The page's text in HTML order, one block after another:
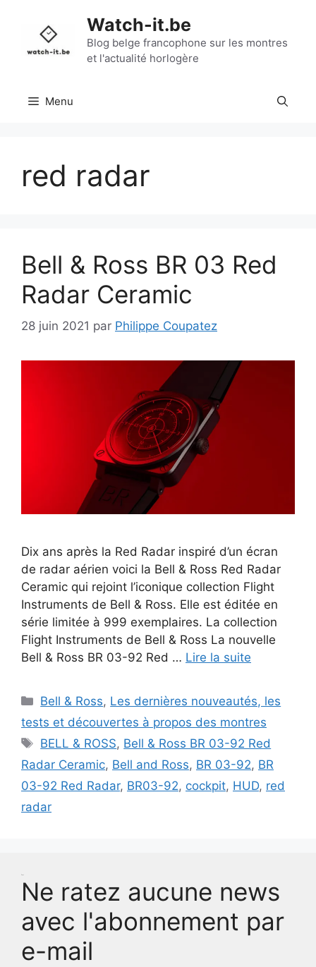
contenu
Watch-it.be
Blog belge francophone sur les montres
et l'actualité horlogère
Menu
red radar
Bell & Ross BR 03 Red
Radar Ceramic
28 juin 2021 par Philippe Coupatez
Dix ans après la Red Radar inspiré d’un écran
de radar aérien voici la Bell & Ross Red Radar
Ceramic qui rejoint l’iconique collection Flight
Instruments de Bell & Ross. Elle est éditée en
série limitée à 999 exemplaires. La collection
Flight Instruments de Bell & Ross La nouvelle
Bell & Ross BR 03-92 Red … Lire la suite
Catégories
Bell & Ross, Les dernières nouveautés, les
tests et découvertes à propos des montres
Étiquettes
BELL & ROSS, Bell & Ross BR 03-92 Red
Radar Ceramic, Bell and Ross, BR 03-92, BR
03-92 Red Radar, BR03-92, cockpit, HUD, red
radar
Ne ratez aucune news
avec l'abonnement par
e-mail